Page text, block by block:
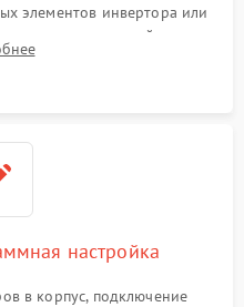
элементов инвертора или
радиодеталей.
токоведущих дорожек и
настройка
в корпус, подключение